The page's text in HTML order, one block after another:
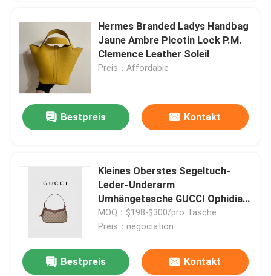
Hermes Branded Ladys Handbag
Jaune Ambre Picotin Lock P.M.
Clemence Leather Soleil
Preis：Affordable
Bestpreis Kontakt
Kleines Oberstes Segeltuch-
Leder-Underarm
Umhängetasche GUCCI Ophidia
GG
MOQ：$198-$300/pro Tasche
Preis：negociation
Bestpreis Kontakt